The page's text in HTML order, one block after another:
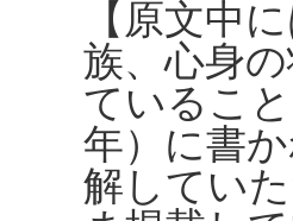
【原文中
族、心身
ているこ
年）に書
解してい